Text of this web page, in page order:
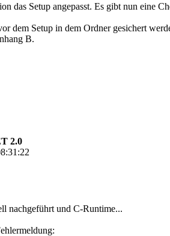
das Setup angepasst. Es gibt nun eine
dem Setup in dem Ordner gesichert
B.
2.0
nachgeführt und C-Runtime...